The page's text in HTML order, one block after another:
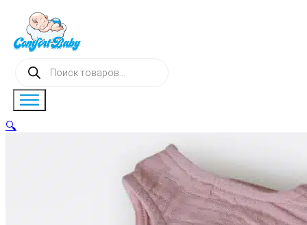
Поиск
товаров
🔍